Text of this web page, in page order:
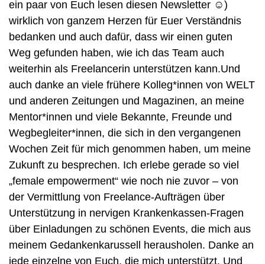
ein paar von Euch lesen diesen Newsletter ☺️)
wirklich von ganzem Herzen für Euer Verständnis
bedanken und auch dafür, dass wir einen guten
Weg gefunden haben, wie ich das Team auch
weiterhin als Freelancerin unterstützen kann.Und
auch danke an viele frühere Kolleg*innen von WELT
und anderen Zeitungen und Magazinen, an meine
Mentor*innen und viele Bekannte, Freunde und
Wegbegleiter*innen, die sich in den vergangenen
Wochen Zeit für mich genommen haben, um meine
Zukunft zu besprechen. Ich erlebe gerade so viel
„female empowerment“ wie noch nie zuvor – von
der Vermittlung von Freelance-Aufträgen über
Unterstützung in nervigen Krankenkassen-Fragen
über Einladungen zu schönen Events, die mich aus
meinem Gedankenkarussell herausholen. Danke an
jede einzelne von Euch, die mich unterstützt. Und